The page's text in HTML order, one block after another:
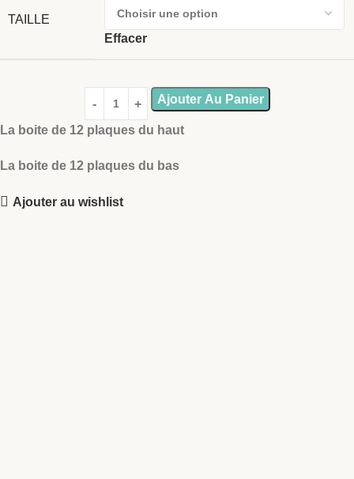
TAILLE
Effacer
Ajouter Au Panier
La boite de 12 plaques du haut
La boite de 12 plaques du bas
Ajouter au wishlist